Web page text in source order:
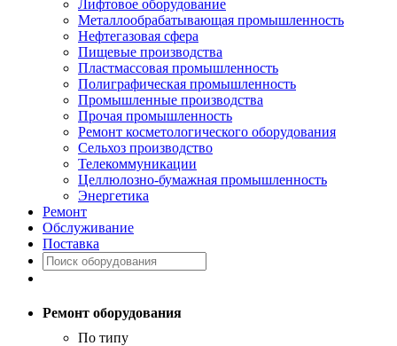
Лифтовое оборудование
Металлообрабатывающая промышленность
Нефтегазовая сфера
Пищевые производства
Пластмассовая промышленность
Полиграфическая промышленность
Промышленные производства
Прочая промышленность
Ремонт косметологического оборудования
Сельхоз производство
Телекоммуникации
Целлюлозно-бумажная промышленность
Энергетика
Ремонт
Обслуживание
Поставка
Ремонт оборудования
По типу